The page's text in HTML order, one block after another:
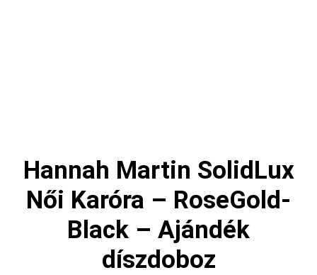
Hannah Martin SolidLux
Női Karóra – RoseGold-
Black – Ajándék
díszdoboz